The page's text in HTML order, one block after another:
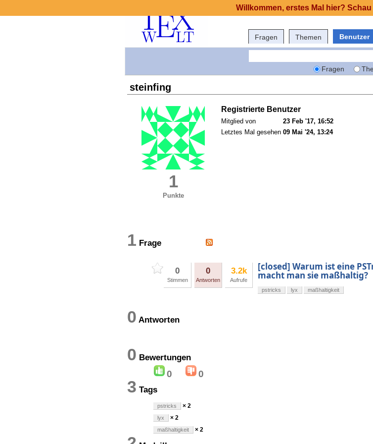
Fragen Themen Benutzer
Fragen
steinfing
1
Punkte
Registrierte Benutzer
Mitglied von
23 Feb '17, 16:52
Letztes Mal gesehen 09 Mai '24, 13:24
1 Frage
0
Stimmen
0
Antworten
3.2k
Aufrufe
[closed] Warum ist eine
macht man sie maßhaltig?
pstricks lyx maßhaltigkeit
0 Antworten
0 Bewertungen
0 0
3 Tags
pstricks × 2
lyx × 2
maßhaltigkeit × 2
Willkommen, erstes Mal hier?